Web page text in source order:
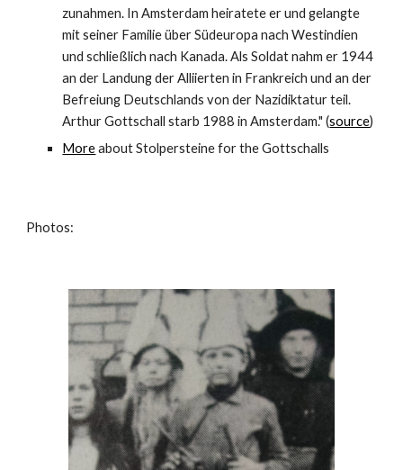
zunahmen. In Amsterdam heiratete er und gelangte
mit seiner Familie über Südeuropa nach Westindien
und schließlich nach Kanada. Als Soldat nahm er 1944
an der Landung der Alliierten in Frankreich und an der
Befreiung Deutschlands von der Nazidiktatur teil.
Arthur Gottschall starb 1988 in Amsterdam." (source)
More about Stolpersteine for the Gottschalls
Photos: